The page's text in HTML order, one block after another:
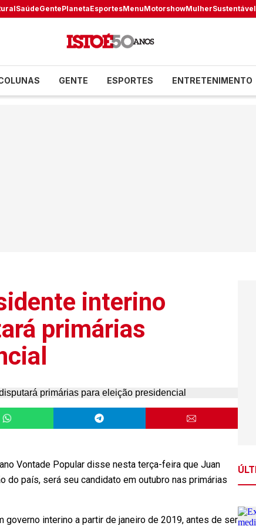
SaúdeGentePlanetaEsportesMenuMotorshowMulherSustentável
GENTE ESPORTES ENTRETENIMENTO
interino
primárias
Vontade Popular disse nesta terça-feira que Juan
do país, será seu candidato em outubro nas primárias
governo interino a partir de janeiro de 2019, antes de ser